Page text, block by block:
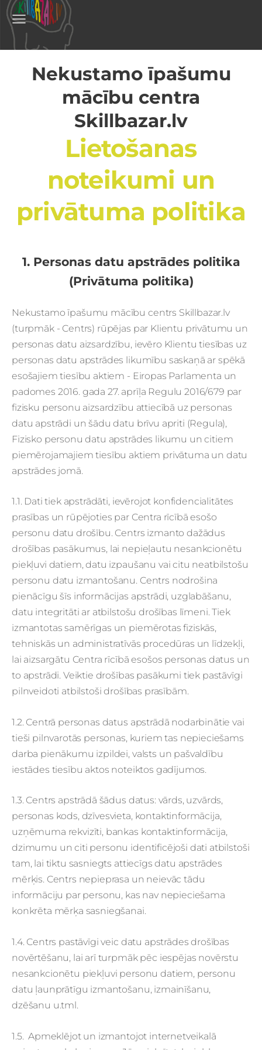
Nekustamo īpašumu
mācību centra
Skillbazar.lv
Lietošanas
noteikumi un
privātuma politika
1. Personas datu apstrādes politika
(Privātuma politika)
Nekustamo īpašumu mācību centrs Skillbazar.lv
(turpmāk - Centrs) rūpējas par Klientu privātumu un
personas datu aizsardzību, ievēro Klientu tiesības uz
personas datu apstrādes likumību saskaņā ar spēkā
esošajiem tiesību aktiem - Eiropas Parlamenta un
padomes 2016. gada 27. aprīļa Regulu 2016/679 par
fizisku personu aizsardzību attiecībā uz personas
datu apstrādi un šādu datu brīvu apriti (Regula),
Fizisko personu datu apstrādes likumu un citiem
piemērojamajiem tiesību aktiem privātuma un datu
apstrādes jomā.
1.1. Dati tiek apstrādāti, ievērojot konfidencialitātes
prasības un rūpējoties par Centra rīcībā esošo
personu datu drošību. Centrs izmanto dažādus
drošības pasākumus, lai nepieļautu nesankcionētu
piekļuvi datiem, datu izpaušanu vai citu neatbilstošu
personu datu izmantošanu. Centrs nodrošina
pienācīgu šīs informācijas apstrādi, uzglabāšanu,
datu integritāti ar atbilstošu drošības līmeni. Tiek
izmantotas samērīgas un piemērotas fiziskās,
tehniskās un administratīvās procedūras un līdzekļi,
lai aizsargātu Centra rīcībā esošos personas datus un
to apstrādi. Veiktie drošības pasākumi tiek pastāvīgi
pilnveidoti atbilstoši drošības prasībām.
1.2. Centrā personas datus apstrādā nodarbinātie vai
tieši pilnvarotās personas, kuriem tas nepieciešams
darba pienākumu izpildei, valsts un pašvaldību
iestādes tiesību aktos noteiktos gadījumos.
1.3. Centrs apstrādā šādus datus: vārds, uzvārds,
personas kods, dzīvesvieta, kontaktinformācija,
uzņēmuma rekvizīti, bankas kontaktinformācija,
dzimumu un citi personu identificējoši dati atbilstoši
tam, lai tiktu sasniegts attiecīgs datu apstrādes
mērķis. Centrs nepieprasa un neievāc tādu
informāciju par personu, kas nav nepieciešama
konkrēta mērķa sasniegšanai.
1.4. Centrs pastāvīgi veic datu apstrādes drošības
novērtēšanu, lai arī turpmāk pēc iespējas novērstu
nesankcionētu piekļuvi personu datiem, personu
datu ļaunprātīgu izmantošanu, izmainīšanu,
dzēšanu u.tml.
1.5. Apmeklējot un izmantojot internetveikalā